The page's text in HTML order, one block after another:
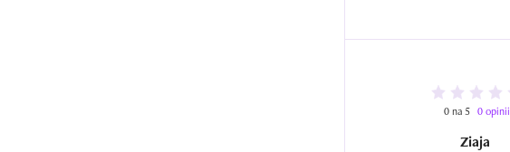
0 na 5 0 opinii
Ziaja